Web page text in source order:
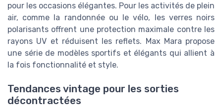
pour les occasions élégantes. Pour les activités de plein
air, comme la randonnée ou le vélo, les verres noirs
polarisants offrent une protection maximale contre les
rayons UV et réduisent les reflets. Max Mara propose
une série de modèles sportifs et élégants qui allient à
la fois fonctionnalité et style.
Tendances vintage pour les sorties
décontractées